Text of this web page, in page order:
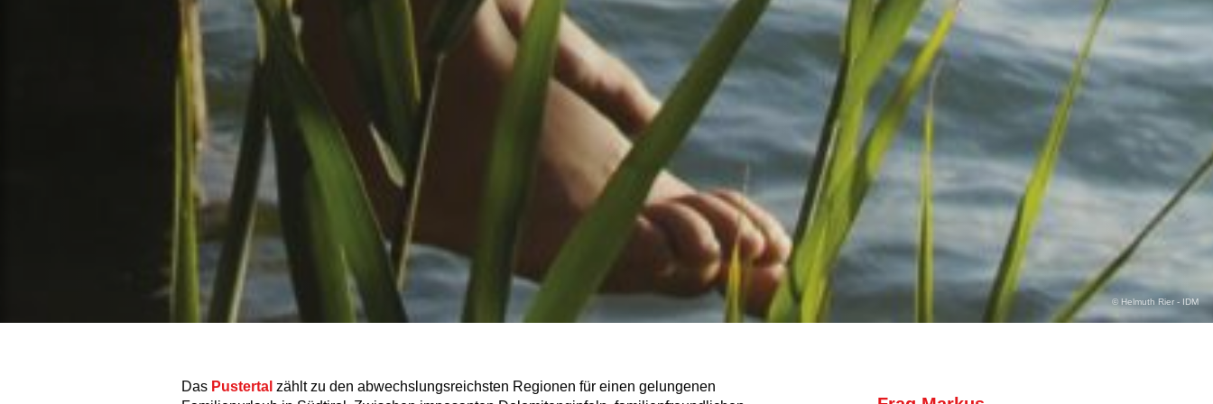
© Helmuth Rier - IDM
Das Pustertal zählt zu den abwechslungsreichsten Regionen für einen gelungenen